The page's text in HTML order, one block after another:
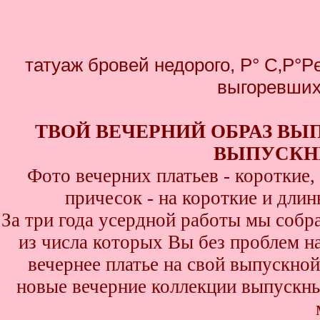
татуаж бровей недорого, Р°
ТВОЙ ВЕЧЕРНИЙ ОБРАЗ
Фото вечерних платьев -
причесок - на короткие и
За три года усердной работы мы
из числа которых Вы без проблем
вечернее платье на свой
новые вечерние коллекции